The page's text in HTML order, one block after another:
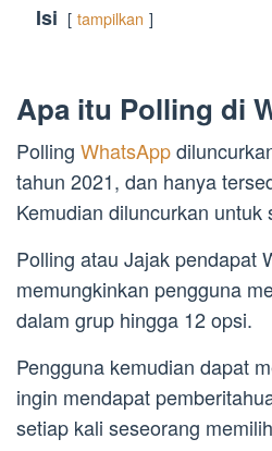
Isi tampilkan
Apa itu Polling di
Polling WhatsApp
tahun 2021, dan hanya
Kemudian diluncurkan untuk
Polling atau Jajak pendapat
memungkinkan pengguna
dalam grup hingga 12 opsi.
Pengguna kemudian dapat
ingin mendapat
setiap kali seseorang